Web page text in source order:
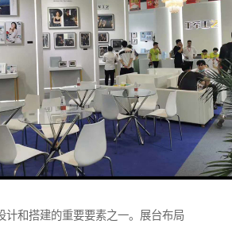
计和搭建的重要要素之一。展台布局